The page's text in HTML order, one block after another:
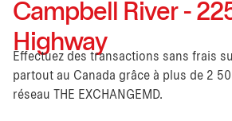
Campbell River -
Highway
Effectuez des transactions sans frais
partout au Canada grâce à plus de 2
réseau THE EXCHANGEMD.